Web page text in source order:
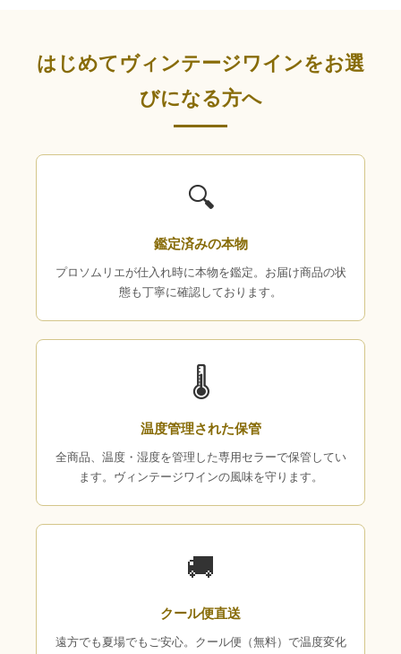
はじめてヴィンテージワインをお選
びになる方へ
🔍
鑑定済みの本物
プロソムリエが仕入れ時に本物を鑑定。お届け商品の状
態も丁寧に確認しております。
🌡
温度管理された保管
全商品、温度・湿度を管理した専用セラーで保管してい
ます。ヴィンテージワインの風味を守ります。
🚚
クール便直送
遠方でも夏場でもご安心。クール便（無料）で温度変化